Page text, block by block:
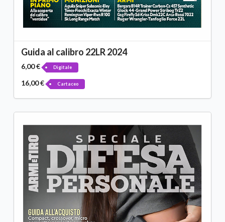
Guida al calibro 22LR 2024
6,00 € Digitale
16,00 € Cartaceo